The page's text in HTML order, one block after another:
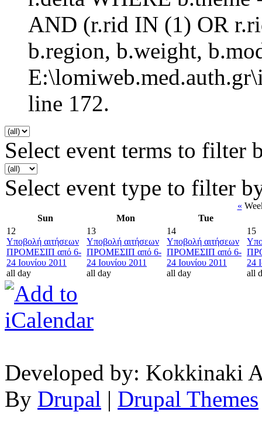
AND (r.rid IN (1) OR
b.region, b.weight,
line 172.
Select event terms to filter
Select event type to filter
«
Sun
Mon
Tue
12
Υποβολή αιτήσεων
ΠΡΟΜΕΣΙΠ από 6-
24 Ιουνίου 2011
all day
13
Υποβολή αιτήσεων
ΠΡΟΜΕΣΙΠ από 6-
24 Ιουνίου 2011
all day
14
Υποβολή αιτήσεων
ΠΡΟΜΕΣΙΠ από 6-
24 Ιουνίου 2011
all day
15
24
all
Developed by: Kokkinaki
By Drupal | Drupal Themes